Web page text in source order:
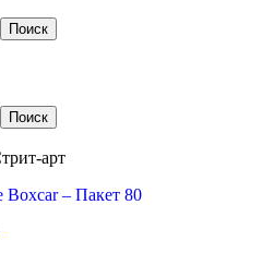
Поиск
Поиск
арт